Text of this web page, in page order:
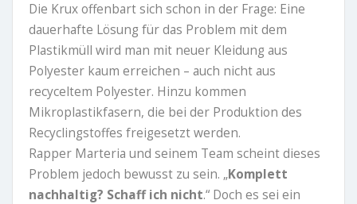
Die Krux offenbart sich schon in der Frage: Eine
dauerhafte Lösung für das Problem mit dem
Plastikmüll wird man mit neuer Kleidung aus
Polyester kaum erreichen – auch nicht aus
recyceltem Polyester. Hinzu kommen
Mikroplastikfasern, die bei der Produktion des
Recyclingstoffes freigesetzt werden.
Rapper Marteria und seinem Team scheint dieses
Problem jedoch bewusst zu sein. „Komplett
nachhaltig? Schaff ich nicht.“ Doch es sei ein